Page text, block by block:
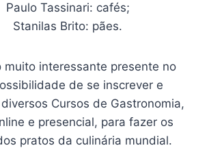
Paulo Tassinari: cafés;
Stanilas Brito: pães.
muito interessante presente no
de se inscrever e
Cursos de Gastronomia,
e presencial, para fazer os
pratos da culinária mundial.